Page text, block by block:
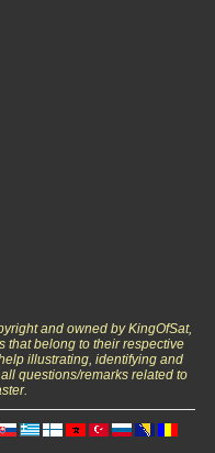
and owned by KingOfSat,
that belong to their respective
illustrating, identifying and
questions/remarks related to